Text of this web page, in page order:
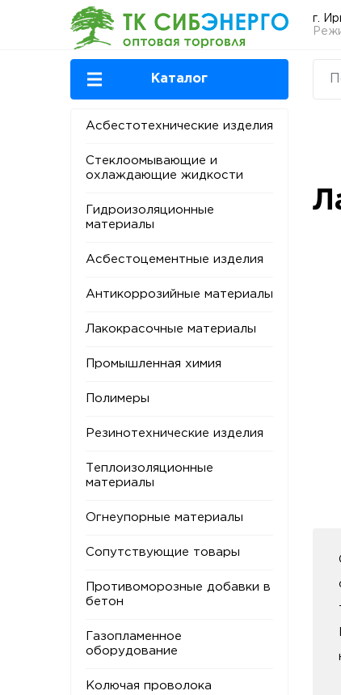
г.
Каталог
Асбестотехнические изделия
Стеклоомывающие и
охлаждающие жидкости
Гидроизоляционные
материалы
Асбестоцементные изделия
Антикоррозийные материалы
Лакокрасочные материалы
Промышленная химия
Полимеры
Резинотехнические изделия
Теплоизоляционные
материалы
Огнеупорные материалы
Сопутствующие товары
Противоморозные добавки в
бетон
Газопламенное
оборудование
Колючая проволока